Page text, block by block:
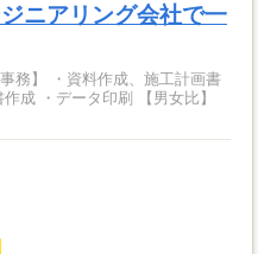
ニアリング会社で一
務】 ・資料作成、施工計画書
ータ印刷 【男女比】